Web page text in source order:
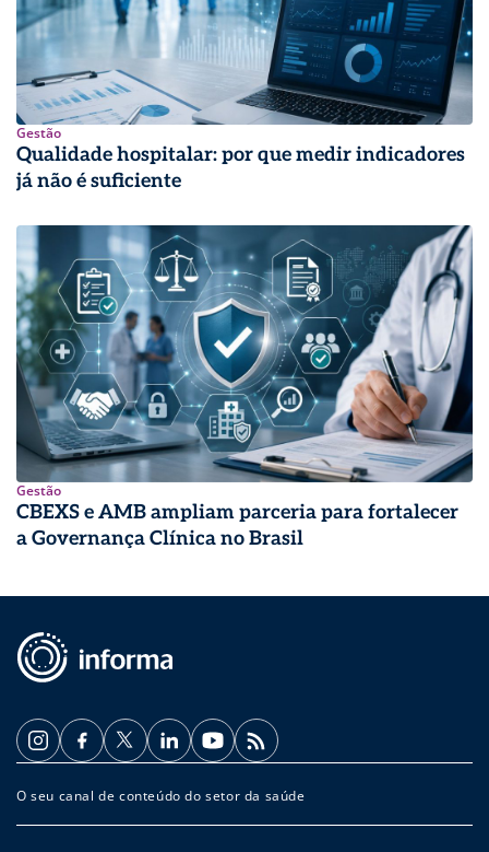
Gestão
Qualidade hospitalar: por que medir indicadores
já não é suficiente
Gestão
CBEXS e AMB ampliam parceria para fortalecer
a Governança Clínica no Brasil
O seu canal de conteúdo do setor da saúde